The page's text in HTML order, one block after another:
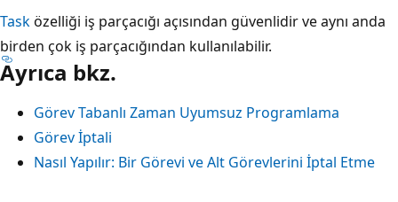
Tasközelliği iş parçacığı açısından güvenlidir ve aynı anda
birden çok iş parçacığından kullanılabilir.
Ayrıca bkz.
Görev Tabanlı Zaman Uyumsuz Programlama
Görev İptali
Nasıl Yapılır: Bir Görevi ve Alt Görevlerini İptal Etme